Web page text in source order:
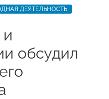
ДЕЯТЕЛЬНОСТЬ
обсудил